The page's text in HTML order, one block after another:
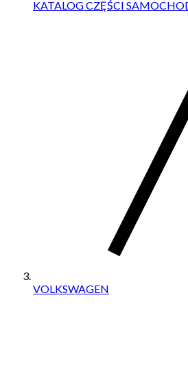
KATALOG CZĘŚCI
VOLKSWAGEN